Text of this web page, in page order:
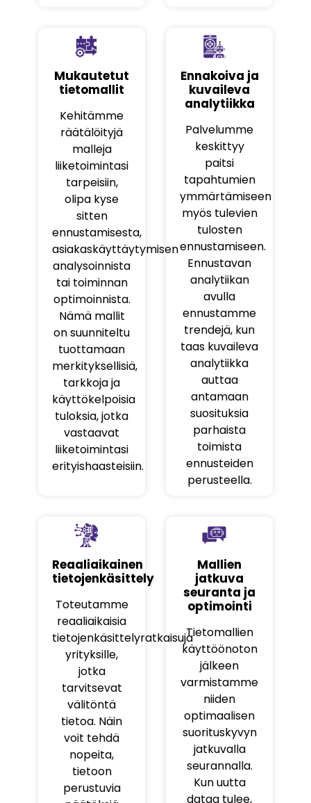
Mukautetut
tietomallit
Kehitämme
räätälöityjä
malleja
liiketoimintasi
tarpeisiin,
olipa kyse
sitten
ennustamisesta,
asiakaskäyttäytymisen
analysoinnista
tai toiminnan
optimoinnista.
Nämä mallit
on suunniteltu
tuottamaan
merkityksellisiä,
tarkkoja ja
käyttökelpoisia
tuloksia, jotka
vastaavat
liiketoimintasi
erityishaasteisiin.
Ennakoiva ja
kuvaileva
analytiikka
Palvelumme
keskittyy
paitsi
tapahtumien
ymmärtämiseen
myös tulevien
tulosten
ennustamiseen.
Ennustavan
analytiikan
avulla
ennustamme
trendejä, kun
taas kuvaileva
analytiikka
auttaa
antamaan
suosituksia
parhaista
toimista
ennusteiden
perusteella.
Reaaliaikainen
tietojenkäsittely
Toteutamme
reaaliaikaisia
tietojenkäsittelyratkaisuja
yrityksille,
jotka
tarvitsevat
välitöntä
tietoa. Näin
voit tehdä
nopeita,
tietoon
perustuvia
Mallien
jatkuva
seuranta ja
optimointi
Tietomallien
käyttöönoton
jälkeen
varmistamme
niiden
optimaalisen
suorituskyvyn
jatkuvalla
seurannalla.
Kun uutta
dataa tulee,